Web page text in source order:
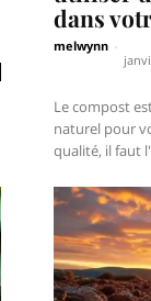
dans
melwynn
Le compost
naturel pour
qualité, il faut